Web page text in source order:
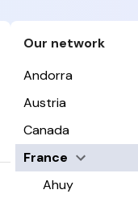
Our network
Andorra
Austria
Canada
France
Ahuy